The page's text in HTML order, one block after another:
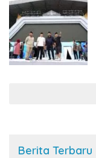
Berita Terbaru